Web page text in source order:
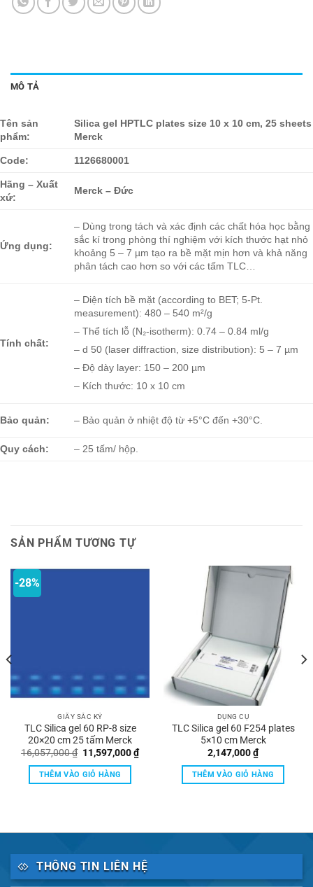
MÔ TẢ
Tên sản
phẩm:
Silica gel HPTLC plates size 10 x 10 cm, 25 sheets
Merck
Code: 1126680001
Hãng – Xuất
xứ:
Merck – Đức
Ứng dụng:
– Dùng trong tách và xác định các chất hóa học bằng
sắc kí trong phòng thí nghiệm với kích thước hạt nhỏ
khoảng 5 – 7 µm tạo ra bề mặt mịn hơn và khả năng
phân tách cao hơn so với các tấm TLC…
Tính chất:
– Diện tích bề mặt (according to BET; 5-Pt.
measurement): 480 – 540 m²/g
– Thể tích lỗ (N₂-isotherm): 0.74 – 0.84 ml/g
– d 50 (laser diffraction, size distribution): 5 – 7 µm
– Độ dày layer: 150 – 200 µm
– Kích thước: 10 x 10 cm
Bảo quản: – Bảo quản ở nhiệt độ từ +5°C đến +30°C.
Quy cách: – 25 tấm/ hộp.
SẢN PHẨM TƯƠNG TỰ
-28%
GIẤY SẮC KÝ
TLC Silica gel 60 RP-8 size
20×20 cm 25 tấm Merck
16,057,000₫ Giá
gốc
là:
16,057,000 ₫.
11,597,000₫Giá
hiện
THÊM VÀO GIỎ HÀNG
DỤNG CỤ
TLC Silica gel 60 F254 plates
5×10 cm Merck
2,147,000₫
THÊM VÀO GIỎ HÀNG
THÔNG TIN LIÊN HỆ